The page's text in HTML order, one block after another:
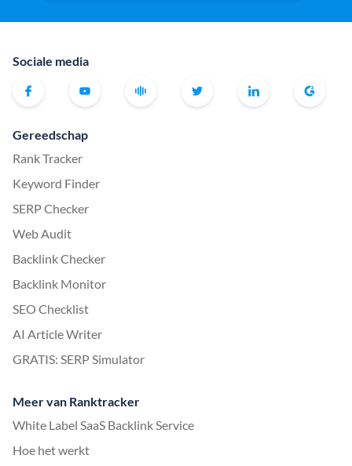
Sociale media
Gereedschap
Rank Tracker
Keyword Finder
SERP Checker
Web Audit
Backlink Checker
Backlink Monitor
SEO Checklist
AI Article Writer
GRATIS: SERP Simulator
Meer van Ranktracker
White Label SaaS Backlink Service
Hoe het werkt